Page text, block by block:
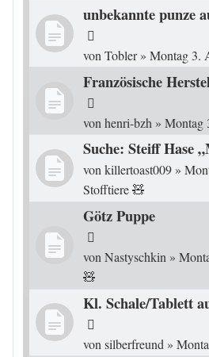
unbekannte punze
von Tobler» Montag 3.
Französische
von henri-bzh » Montag
Suche: Steiff Hase
vonkillertoast009 »
Stofftiere 🧸
Götz Puppe
von Nastyschkin »
🧸
Kl. Schale/Tablett
von silberfreund »